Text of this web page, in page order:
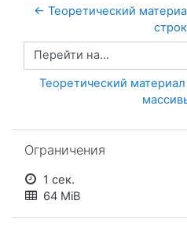
← Теоретический
Перейти на...
Теоретический
Ограничения
1 сек.
64 MiB